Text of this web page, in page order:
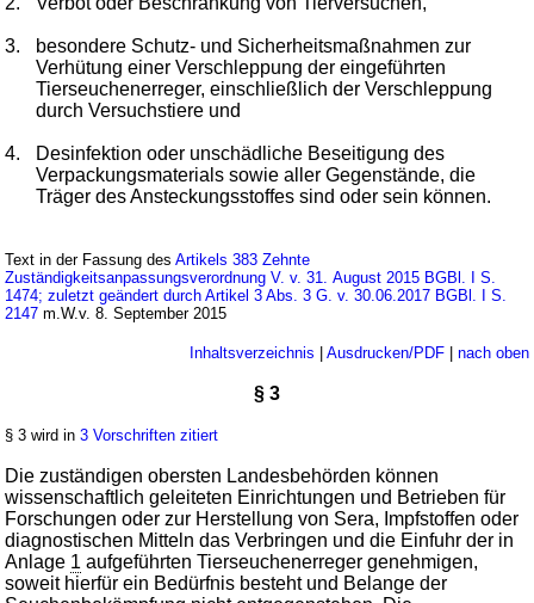
3.
besondere Schutz- und Sicherheitsmaßnahmen zur
Verhütung einer Verschleppung der eingeführten
Tierseuchenerreger, einschließlich der Verschleppung
durch Versuchstiere und
4.
Desinfektion oder unschädliche Beseitigung des
Verpackungsmaterials sowie aller Gegenstände, die
Träger des Ansteckungsstoffes sind oder sein können.
Text in der Fassung desArtikels 383 Zehnte
Zuständigkeitsanpassungsverordnung V. v. 31. August 2015 BGBl. I S.
1474; zuletzt geändert durch Artikel 3 Abs. 3 G. v. 30.06.2017 BGBl. I S.
2147 m.W.v. 8. September 2015
Inhaltsverzeichnis | Ausdrucken/PDF| nach oben
§ 3
§ 3 wird in3 Vorschriften zitiert
Die zuständigen obersten Landesbehörden können
wissenschaftlich geleiteten Einrichtungen und Betrieben für
Forschungen oder zur Herstellung von Sera, Impfstoffen oder
diagnostischen Mitteln das Verbringen und die Einfuhr der in
Anlage 1 aufgeführten Tierseuchenerreger genehmigen,
soweit hierfür ein Bedürfnis besteht und Belange der